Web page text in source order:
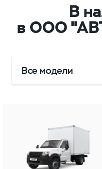
В
в ООО
Все модели